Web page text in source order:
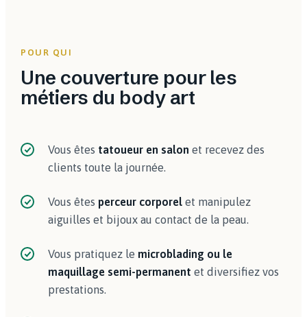
POUR QUI
Une couverture pour les
métiers du body art
Vous êtes tatoueur en salon et recevez des
clients toute la journée.
Vous êtes perceur corporel et manipulez
aiguilles et bijoux au contact de la peau.
Vous pratiquez le microblading ou le
maquillage semi-permanent et diversifiez vos
prestations.